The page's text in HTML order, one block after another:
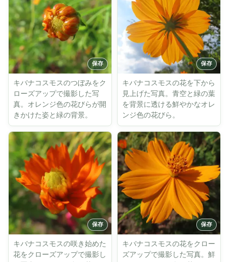
キバナコスモスのつぼみをク
ローズアップで撮影した写
真。オレンジ色の花びらが開
きかけた姿と緑の背景。
キバナコスモスの花を下から
見上げた写真。青空と緑の葉
を背景に透ける鮮やかなオレ
ンジ色の花びら。
キバナコスモスの咲き始めた
花をクローズアップで撮影し
キバナコスモスの花をクロー
ズアップで撮影した写真。鮮